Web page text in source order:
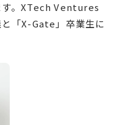
す。XTech Ventures
「X-Gate」卒業生に